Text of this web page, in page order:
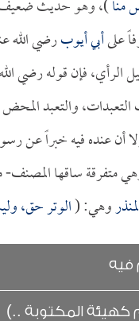
منا)، وهو حديث ضعيف
علىأبي أيوبرضي الله
الرأي، فإن قوله رضي
والتعبد
أن عنده فيه خبراً عن
متفرقة ساقها
وهي: (الوتر حق،
فيه
كهيئة المكتوبة ..)